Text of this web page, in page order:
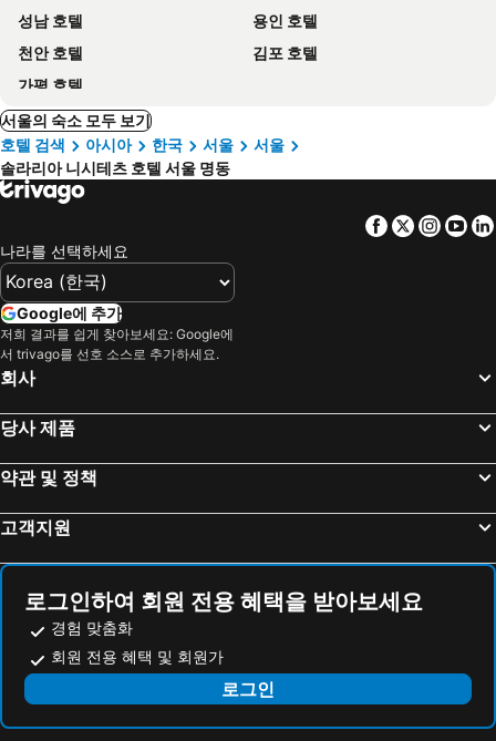
성남 호텔
용인 호텔
천안 호텔
김포 호텔
가평 호텔
서울의 숙소 모두 보기
호텔 검색
아시아 한국 서울
서울
솔라리아 니시테츠 호텔 서울 명동
Facebook
Twitter
나라를 선택하세요
Google에 추가
저희 결과를 쉽게 찾아보세요: Google에
서 trivago를 선호 소스로 추가하세요.
회사
당사 제품
약관 및 정책
고객지원
로그인하여 회원 전용 혜택을 받아보세요
경험 맞춤화
회원 전용 혜택 및 회원가
로그인